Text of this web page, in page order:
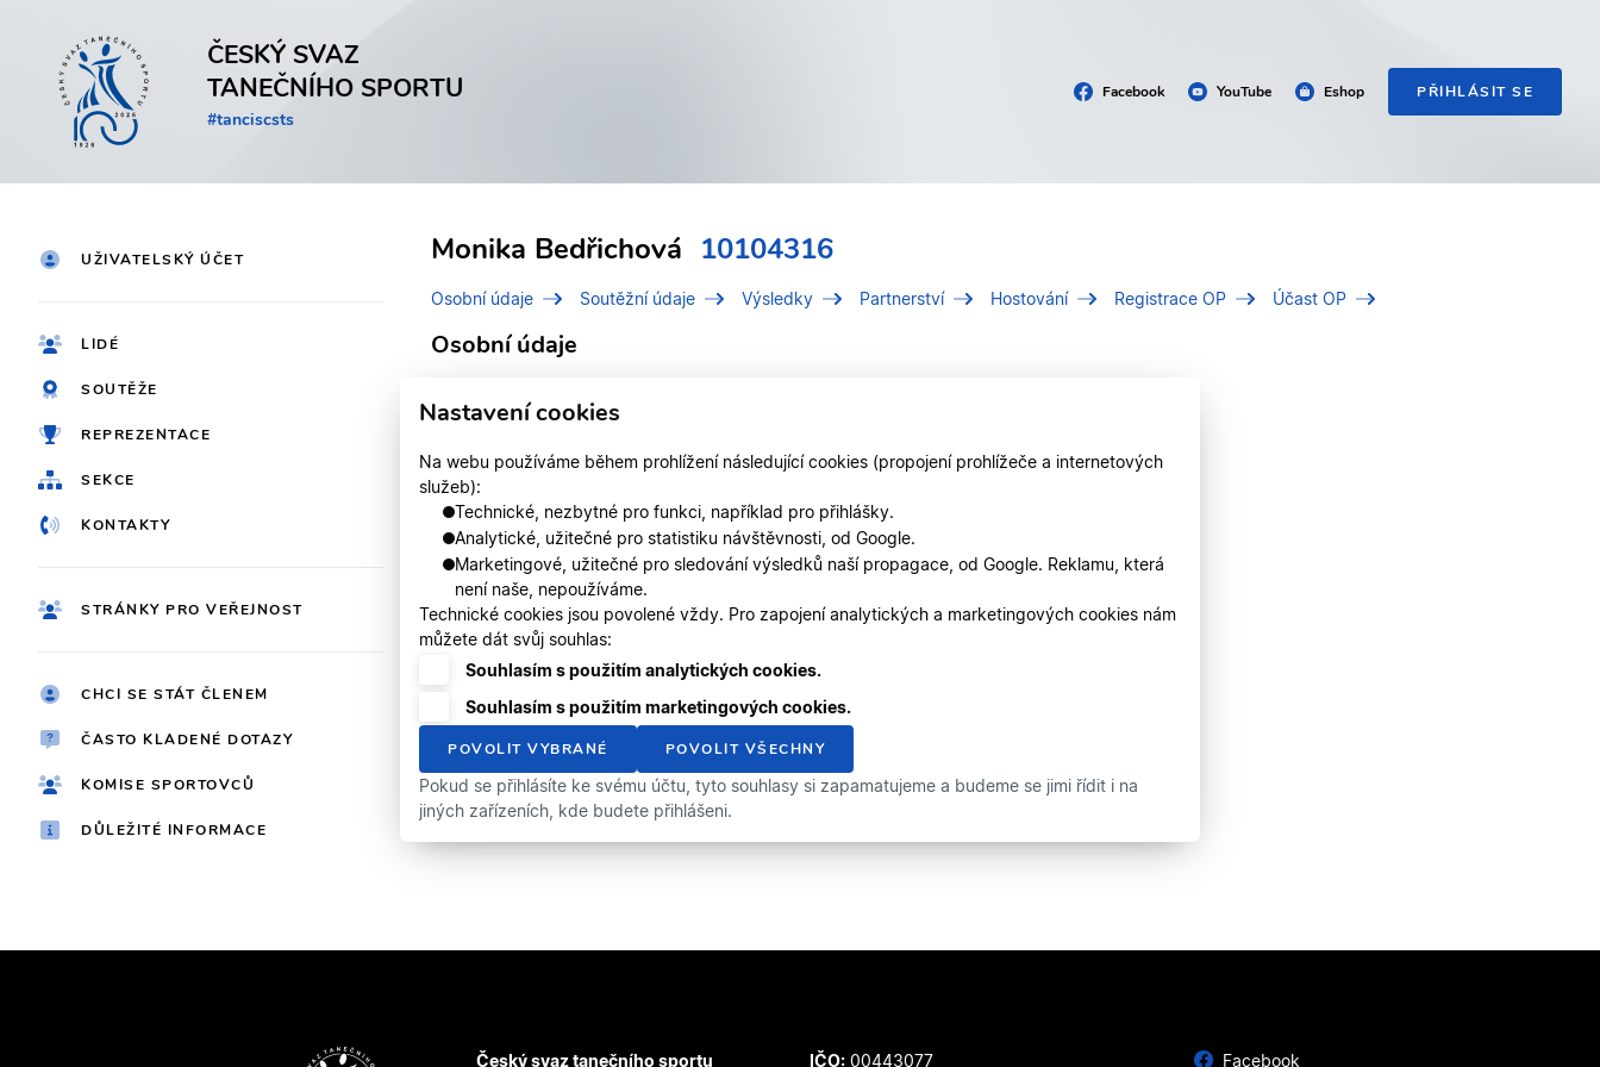
ČESKÝ SVAZ
TANEČNÍHO SPORTU
#tanciscsts
Facebook YouTube Eshop PŘIHLÁSIT SE
UŽIVATELSKÝ ÚČET
LIDÉ
SOUTĚŽE
REPREZENTACE
SEKCE
KONTAKTY
STRÁNKY PRO VEŘEJNOST
CHCI SE STÁT ČLENEM
ČASTO KLADENÉ DOTAZY
KOMISE SPORTOVCŮ
DŮLEŽITÉ INFORMACE
Monika Bedřichová 10104316
Osobní údaje Soutěžní údaje Výsledky Partnerství Hostování Registrace OP Účast OP
Osobní údaje
Identifikační číslo (IDT)
Registrován v divizi Středočeská divize
Český svaz tanečního sportu IČO:00443077 Facebook
Nastavení cookies
Na webu používáme během prohlížení následující cookies (propojení prohlížeče a internetových
služeb):
Technické, nezbytné pro funkci, například pro přihlášky.
Analytické, užitečné pro statistiku návštěvnosti, od Google.
Marketingové, užitečné pro sledování výsledků naší propagace, od Google. Reklamu, která
není naše, nepoužíváme.
Technické cookies jsou povolené vždy. Pro zapojení analytických a marketingových cookies nám
můžete dát svůj souhlas:
Souhlasím s použitím analytických cookies.
Souhlasím s použitím marketingových cookies.
POVOLIT VYBRANÉ POVOLIT VŠECHNY
Pokud se přihlásíte ke svému účtu, tyto souhlasy si zapamatujeme a budeme se jimi řídit i na
jiných zařízeních, kde budete přihlášeni.